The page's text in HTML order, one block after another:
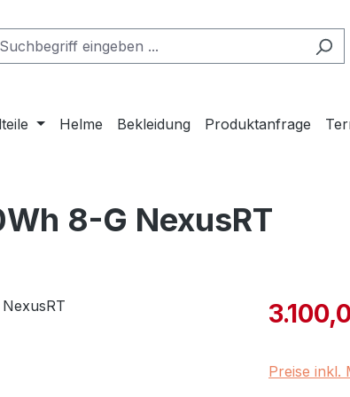
Helme Bekleidung Produktanfrage
8-G NexusRT
Preise inkl.